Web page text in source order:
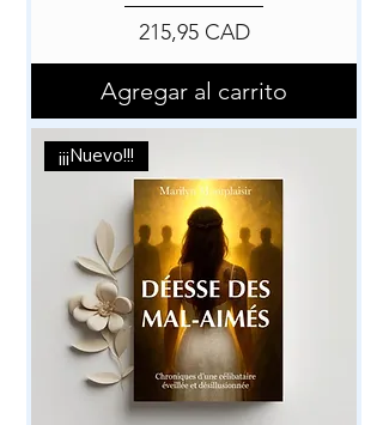
Precio
215,95 CAD
Agregar al carrito
¡¡¡Nuevo!!!